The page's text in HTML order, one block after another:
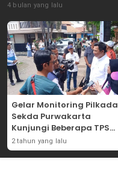
4 bulan yang lalu
Gelar Monitoring Pilkada
Sekda Purwakarta
Kunjungi Beberapa TPS
Yang Ada Di Purwakarta
2 tahun yang lalu